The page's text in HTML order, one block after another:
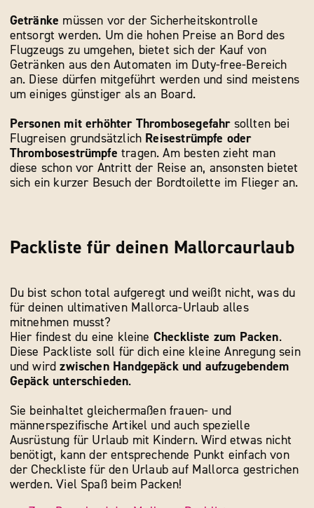
Getränke müssen vor der Sicherheitskontrolle
entsorgt werden. Um die hohen Preise an Bord des
Flugzeugs zu umgehen, bietet sich der Kauf von
Getränken aus den Automaten im Duty-free-Bereich
an. Diese dürfen mitgeführt werden und sind meistens
um einiges günstiger als an Board.
Personen mit erhöhter Thrombosegefahrsollten bei
Flugreisen grundsätzlich Reisestrümpfe oder
Thrombosestrümpfe tragen. Am besten zieht man
diese schon vor Antritt der Reise an, ansonsten bietet
sich ein kurzer Besuch der Bordtoilette im Flieger an.
Packliste für deinen Mallorcaurlaub
Du bist schon total aufgeregt und weißt nicht, was du
für deinen ultimativen Mallorca-Urlaub alles
mitnehmen musst?
Hier findest du eine kleine Checkliste zum Packen.
Diese Packliste soll für dich eine kleine Anregung sein
und wirdzwischen Handgepäck und aufzugebendem
Gepäck unterschieden.
Sie beinhaltet gleichermaßen frauen- und
männerspezifische Artikel und auch spezielle
Ausrüstung für Urlaub mit Kindern. Wird etwas nicht
benötigt, kann der entsprechende Punkt einfach von
der Checkliste für den Urlaub auf Mallorca gestrichen
werden. Viel Spaß beim Packen!